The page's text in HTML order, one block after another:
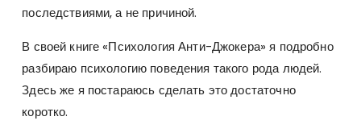
последствиями, а не причиной.
В своей книге «Психология Анти-Джокера» я подробно
разбираю психологию поведения такого рода людей.
Здесь же я постараюсь сделать это достаточно
коротко.